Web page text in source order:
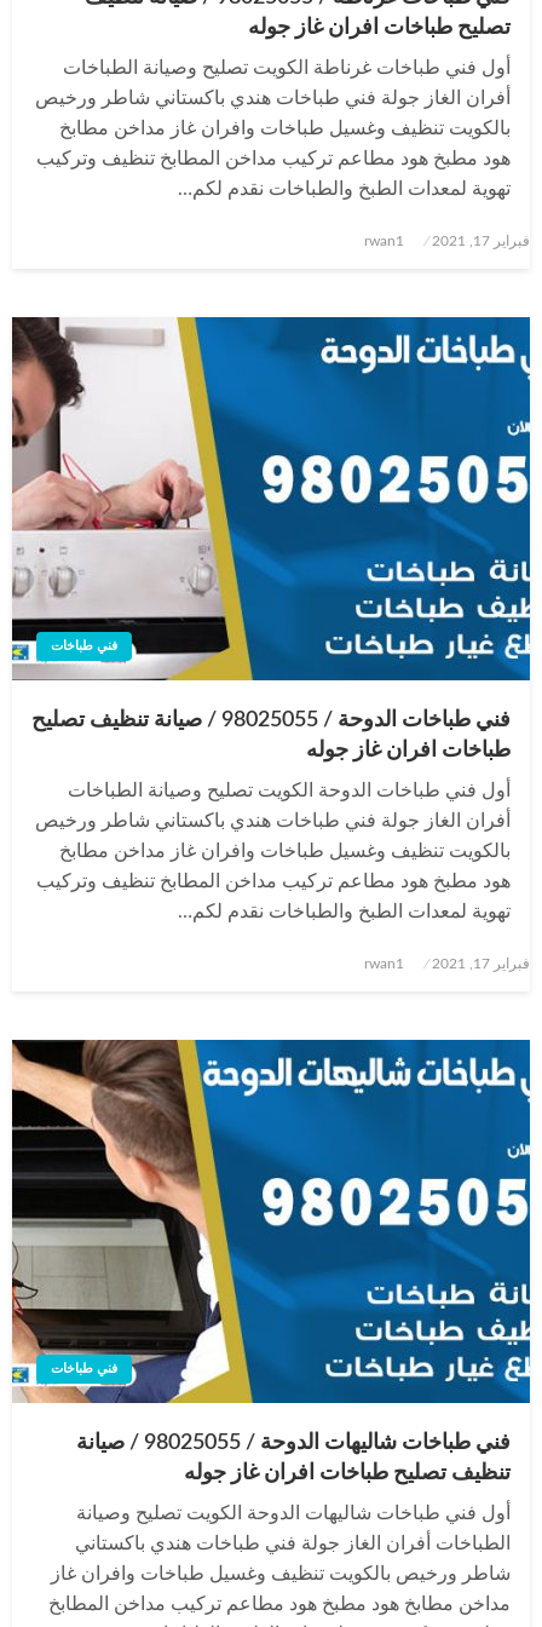
تصليح طباخات افران غاز جوله
أول فني طباخات غرناطة الكويت تصليح وصيانة الطباخات
أفران الغاز جولة فني طباخات هندي باكستاني شاطر ورخيص
بالكويت تنظيف وغسيل طباخات وافران غاز مداخن مطابخ
هود مطبخ هود مطاعم تركيب مداخن المطابخ تنظيف وتركيب
تهوية لمعدات الطبخ والطباخات نقدم لكم…
نُشر
فبراير 17, 2021 rwan1
فني طباخات
فني طباخات الدوحة / 98025055 / صيانة تنظيف تصليح
طباخات افران غاز جوله
أول فني طباخات الدوحة الكويت تصليح وصيانة الطباخات
أفران الغاز جولة فني طباخات هندي باكستاني شاطر ورخيص
بالكويت تنظيف وغسيل طباخات وافران غاز مداخن مطابخ
هود مطبخ هود مطاعم تركيب مداخن المطابخ تنظيف وتركيب
تهوية لمعدات الطبخ والطباخات نقدم لكم…
نُشر
فبراير 17, 2021 rwan1
فني طباخات
فني طباخات شاليهات الدوحة / 98025055 / صيانة
تنظيف تصليح طباخات افران غاز جوله
أول فني طباخات شاليهات الدوحة الكويت تصليح وصيانة
الطباخات أفران الغاز جولة فني طباخات هندي باكستاني
شاطر ورخيص بالكويت تنظيف وغسيل طباخات وافران غاز
مداخن مطابخ هود مطبخ هود مطاعم تركيب مداخن المطابخ